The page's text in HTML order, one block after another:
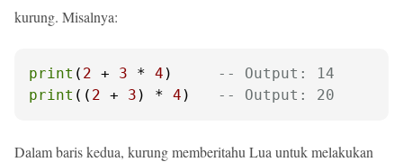
kurung. Misalnya:
print ( 2 + 3 * 4 )
-- Output: 14
print (( 2 + 3 ) * 4 ) -- Output: 20
Dalam baris kedua, kurung memberitahu Lua untuk melakukan